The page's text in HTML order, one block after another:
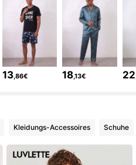
13,86€ 18,13€ 22
Kleidungs-Accessoires Schuhe